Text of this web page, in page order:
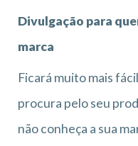
Divulgação para
marca
Ficará muito mais
procura pelo seu
não conheça a sua